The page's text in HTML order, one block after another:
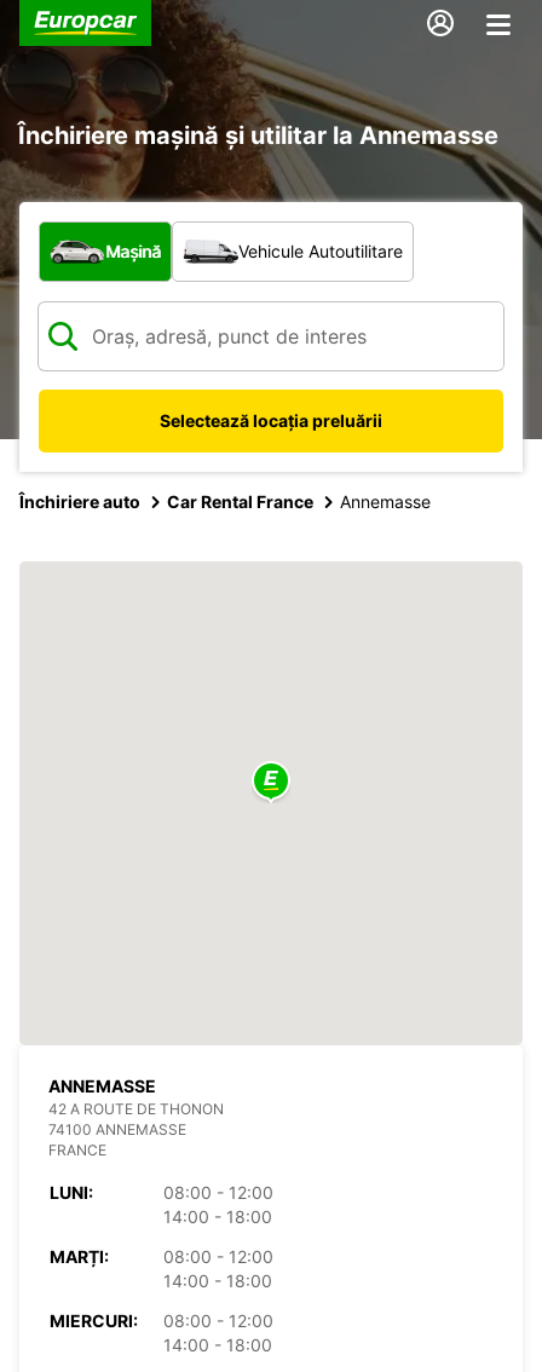
Închiriere mașină și utilitar la Annemasse
Ce tip de vehicul?
Mașină Vehicule Autoutilitare
Selectează locația preluării
Închiriere auto Car Rental France Annemasse
ANNEMASSE
42 A ROUTE DE THONON
74100 ANNEMASSE
FRANCE
LUNI:
08:00 - 12:00
14:00 - 18:00
MARȚI:
08:00 - 12:00
14:00 - 18:00
MIERCURI:
08:00 - 12:00
14:00 - 18:00